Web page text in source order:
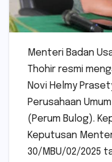
Menteri Badan
Thohir resmi
Novi Helmy
Perusahaan
(Perum Bulog).
Keputusan
30/MBU/02/2025